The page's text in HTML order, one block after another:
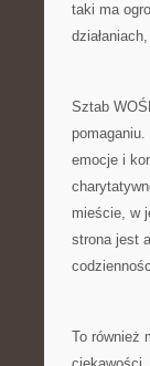
taki ma
Sztab
emocje i
mieście, w
strona jest
To również